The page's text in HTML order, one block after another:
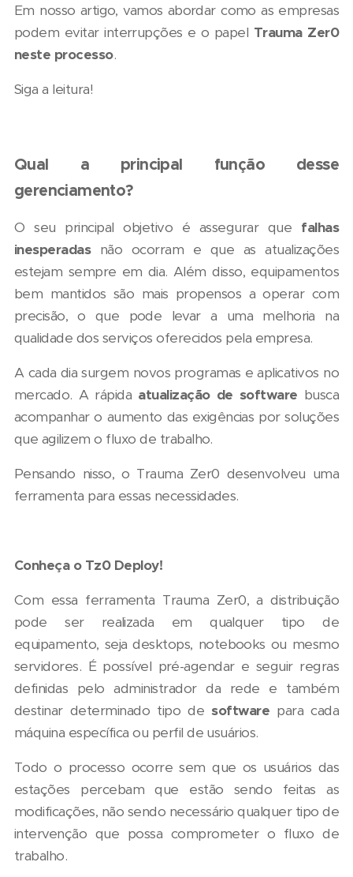
Em nosso artigo, vamos abordar como as empresas
podem evitar interrupções e o papel Trauma Zer0
neste processo.
Siga a leitura!
Qual a principal função desse
gerenciamento?
O seu principal objetivo é assegurar que falhas
inesperadasnão ocorram e que as atualizações
estejam sempre em dia. Além disso, equipamentos
bem mantidos são mais propensos a operar com
precisão, o que pode levar a uma melhoria na
qualidade dos serviços oferecidos pela empresa.
A cada dia surgem novos programas e aplicativos no
mercado. A rápida atualização de software busca
acompanhar o aumento das exigências por soluções
que agilizem o fluxo de trabalho.
Pensando nisso, o Trauma Zer0 desenvolveu uma
ferramenta para essas necessidades.
Conheça o Tz0 Deploy!
Com essa ferramenta Trauma Zer0, a distribuição
pode ser realizada em qualquer tipo de
equipamento, seja desktops, notebooks ou mesmo
servidores. É possível pré-agendar e seguir regras
definidas pelo administrador da rede e também
destinar determinado tipo desoftware para cada
máquina específica ou perfil de usuários.
Todo o processo ocorre sem que os usuários das
estações percebam que estão sendo feitas as
modificações, não sendo necessário qualquer tipo de
intervenção que possa comprometer o fluxo de
trabalho.